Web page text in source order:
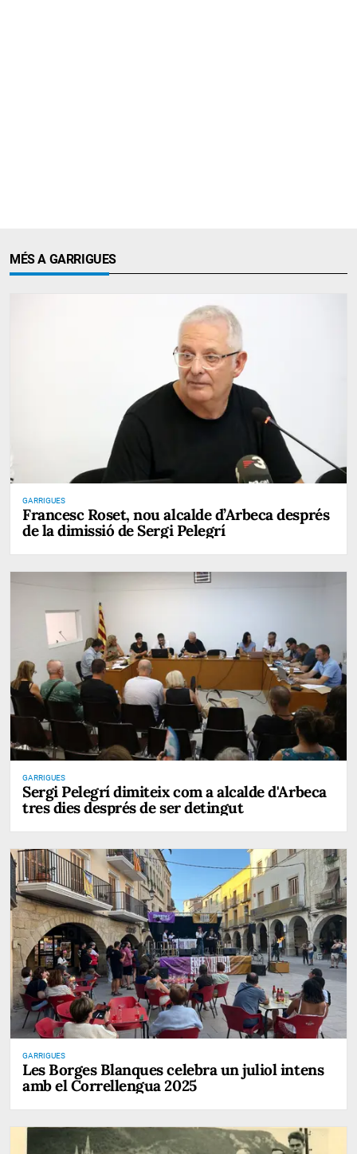
MÉS A GARRIGUES
GARRIGUES
Francesc Roset, nou alcalde d’Arbeca després
de la dimissió de Sergi Pelegrí
GARRIGUES
Sergi Pelegrí dimiteix com a alcalde d'Arbeca
tres dies després de ser detingut
GARRIGUES
Les Borges Blanques celebra un juliol intens
amb el Correllengua 2025